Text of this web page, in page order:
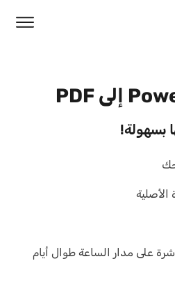
بسهولة!
الأصلية
على مدار الساعة طوال أيام